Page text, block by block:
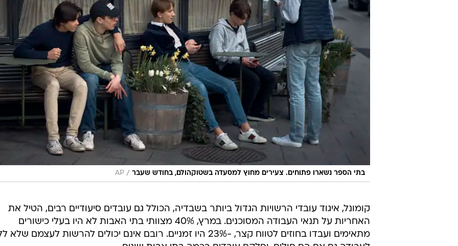
בתי הספר נשארו פתוחים. צעירים מחוץ למסעדה בשטוקהולם, בחודש שעבר /
AP
קומונל, איגוד עובדי הרשויות הגדול ביותר בשבדיה, הכולל גם עובדים סיעודיים רבים, הטיל את
האחריות על תנאי העבודה המסוכנים. במרץ, 40% מצוותי בתי האבות לא היו בעלי כישורים
מתאימים ועבדו בחוזים לטווח קצר, -23% היו זמניים. רובם אינם יכולים להרשות לעצמם